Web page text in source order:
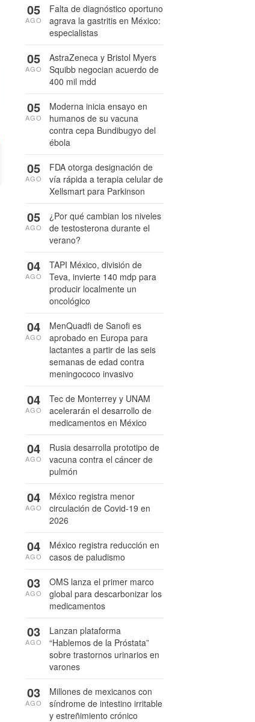
Falta de diagnóstico oportuno
agrava la gastritis en México:
especialistas
05
AGO
AstraZeneca y Bristol Myers
Squibb negocian acuerdo de
400 mil mdd
05
AGO
Moderna inicia ensayo en
humanos de su vacuna
contra cepa Bundibugyo del
ébola
05
AGO
FDA otorga designación de
vía rápida a terapia celular de
Xellsmart para Parkinson
05
AGO
¿Por qué cambian los niveles
de testosterona durante el
verano?
05
AGO
TAPI México, división de
Teva, invierte 140 mdp para
producir localmente un
oncológico
04
AGO
MenQuadfi de Sanofi es
aprobado en Europa para
lactantes a partir de las seis
semanas de edad contra
meningococo invasivo
04
AGO
Tec de Monterrey y UNAM
acelerarán el desarrollo de
medicamentos en México
04
AGO
Rusia desarrolla prototipo de
vacuna contra el cáncer de
pulmón
04
AGO
México registra menor
circulación de Covid-19 en
2026
04
AGO
México registra reducción en
casos de paludismo
04
AGO
OMS lanza el primer marco
global para descarbonizar los
medicamentos
03
AGO
Lanzan plataforma
“Hablemos de la Próstata”
sobre trastornos urinarios en
varones
03
AGO
Millones de mexicanos con
síndrome de intestino irritable
y estreñimiento crónico
03
AGO